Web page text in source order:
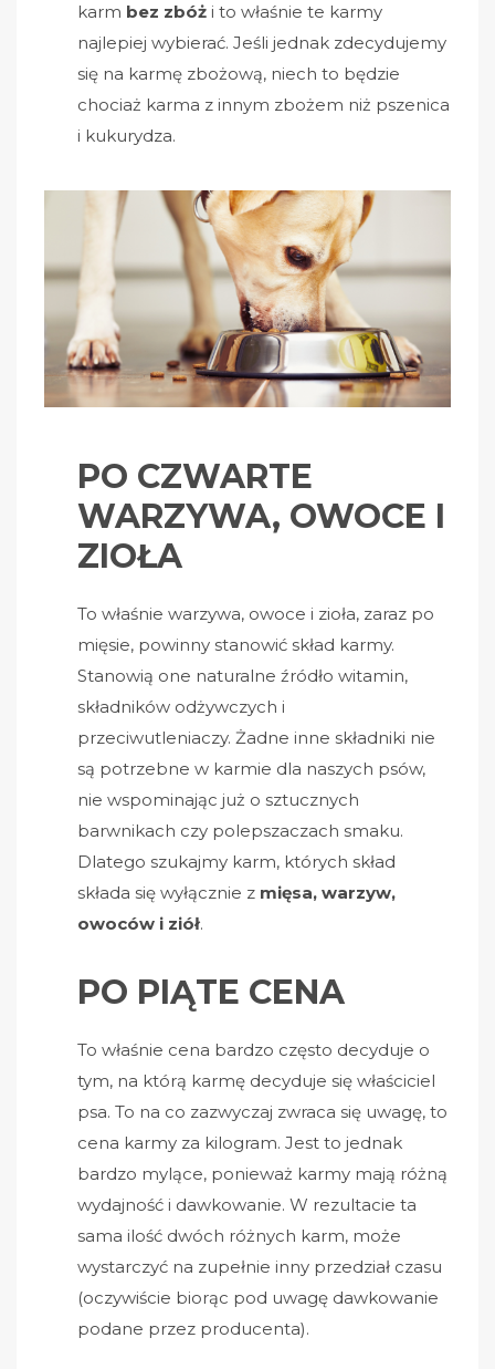
karm bez zbóż i to właśnie te karmy
najlepiej wybierać. Jeśli jednak zdecydujemy
się na karmę zbożową, niech to będzie
chociaż karma z innym zbożem niż pszenica
i kukurydza.
PO CZWARTE
WARZYWA, OWOCE I
ZIOŁA
To właśnie warzywa, owoce i zioła, zaraz po
mięsie, powinny stanowić skład karmy.
Stanowią one naturalne źródło witamin,
składników odżywczych i
przeciwutleniaczy. Żadne inne składniki nie
są potrzebne w karmie dla naszych psów,
nie wspominając już o sztucznych
barwnikach czy polepszaczach smaku.
Dlatego szukajmy karm, których skład
składa się wyłącznie z mięsa, warzyw,
owoców i ziół.
PO PIĄTE CENA
To właśnie cena bardzo często decyduje o
tym, na którą karmę decyduje się właściciel
psa. To na co zazwyczaj zwraca się uwagę, to
cena karmy za kilogram. Jest to jednak
bardzo mylące, ponieważ karmy mają różną
wydajność i dawkowanie. W rezultacie ta
sama ilość dwóch różnych karm, może
wystarczyć na zupełnie inny przedział czasu
(oczywiście biorąc pod uwagę dawkowanie
podane przez producenta).